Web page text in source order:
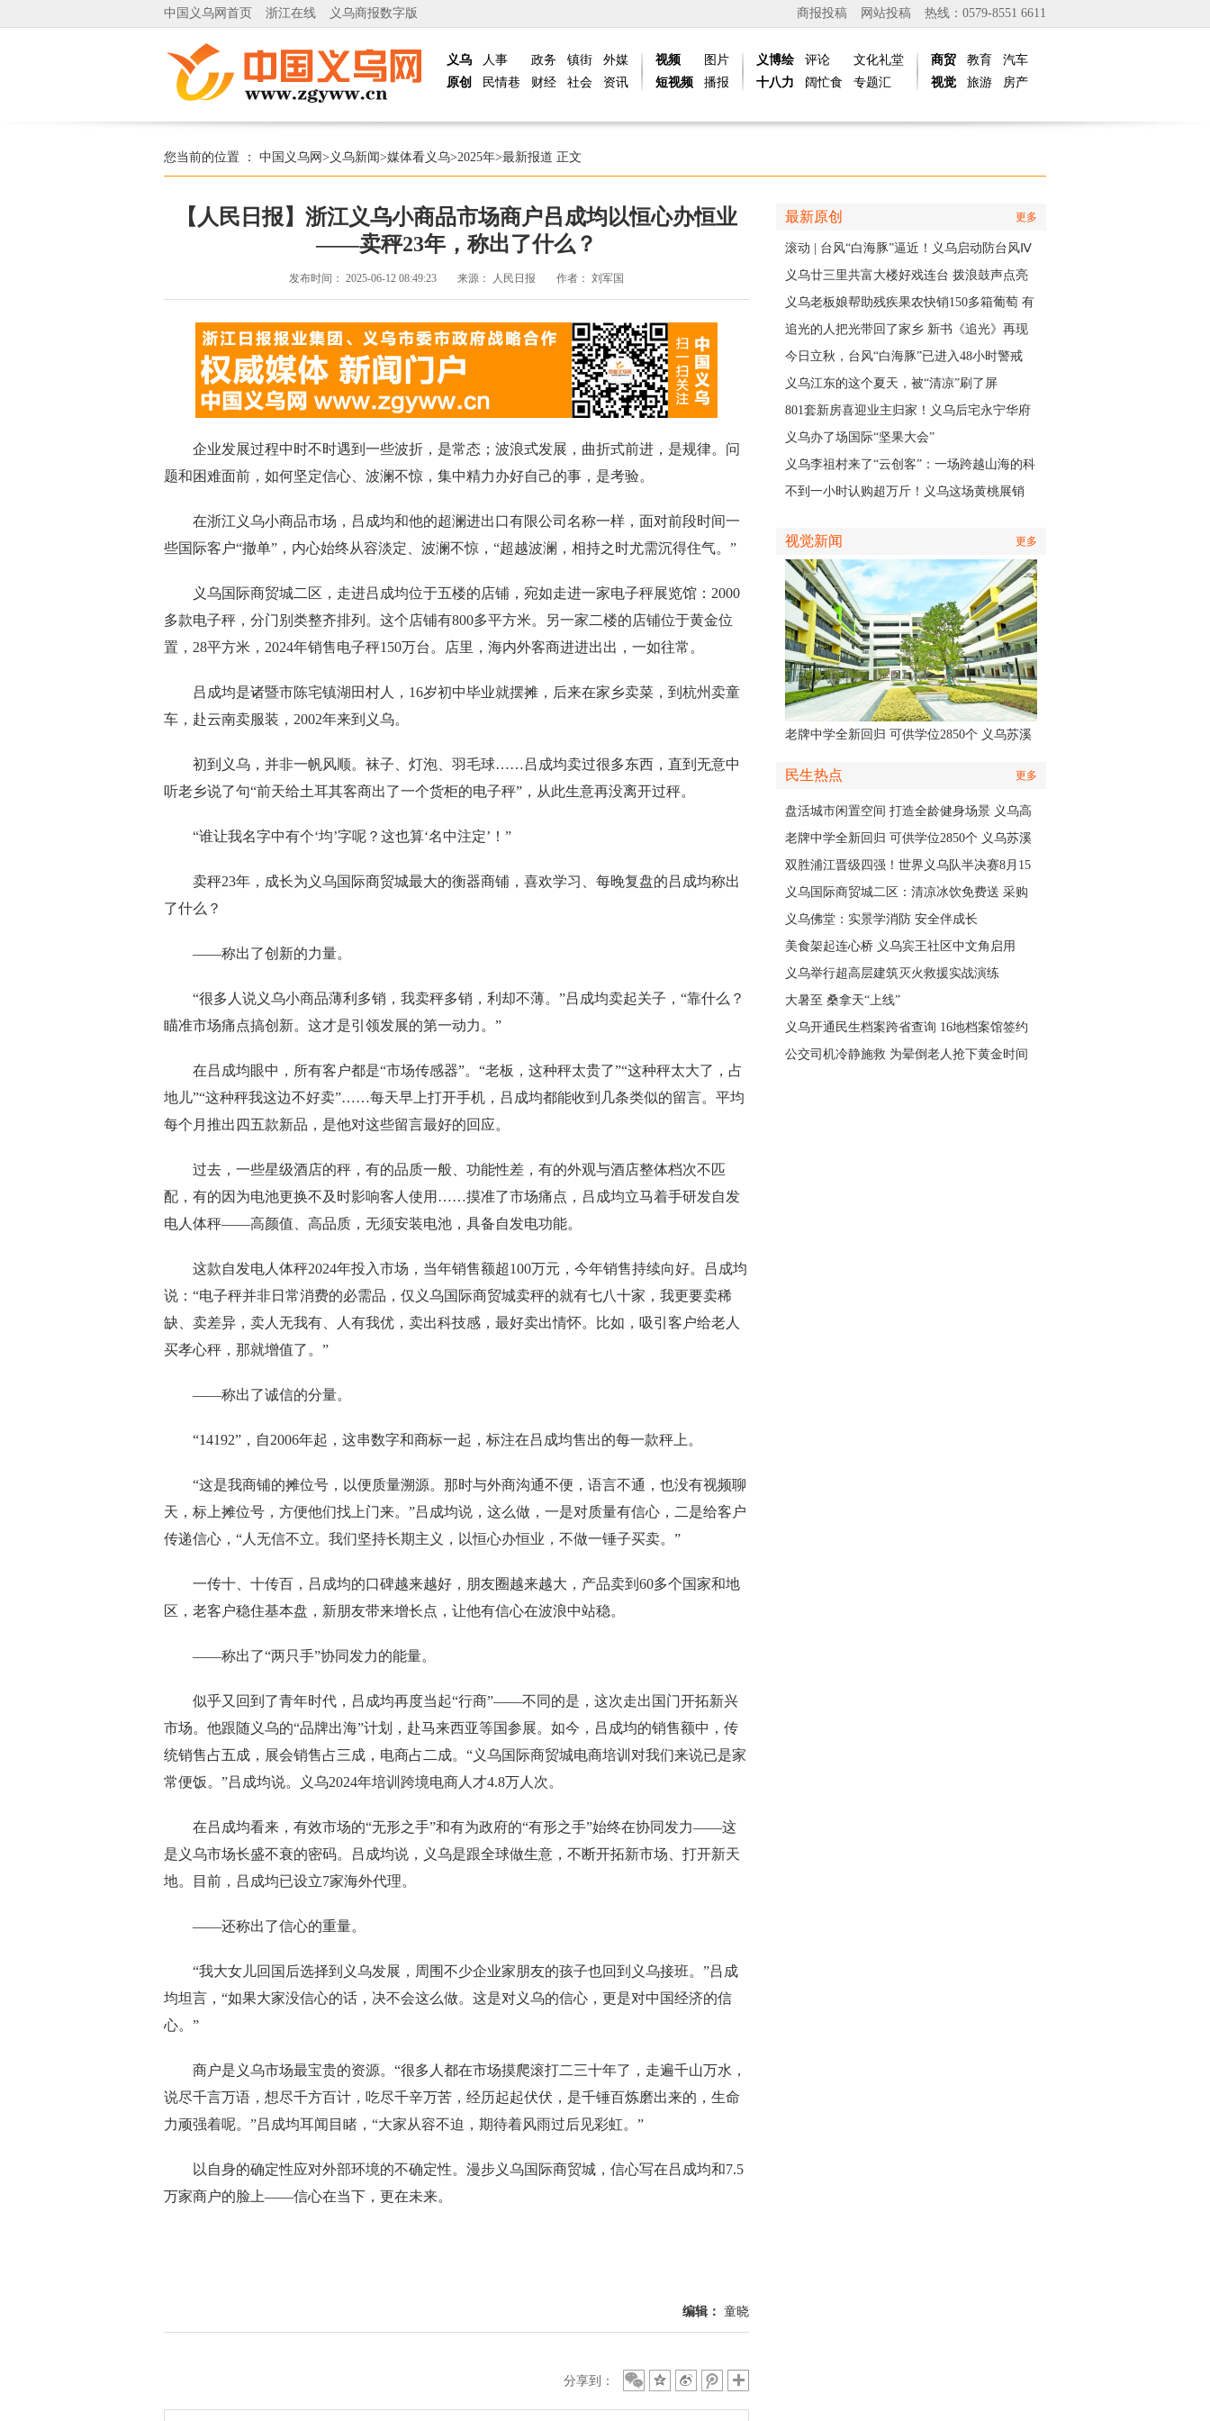
中国义乌网首页 浙江在线 义乌商报数字版 热线：0579-8551 6611
网站投稿
商报投稿
义乌
原创
人事
民情巷
政务
财经
镇街
社会
外媒
资讯
视频
短视频
图片
播报
义博绘
十八力
评论
阔忙食
文化礼堂
专题汇
商贸
视觉
教育
旅游
汽车
房产
您当前的位置 ： 中国义乌网 > 义乌新闻>媒体看义乌>2025年>最新报道 正文
【人民日报】浙江义乌小商品市场商户吕成均以恒心办恒业
——卖秤23年，称出了什么？
发布时间： 2025-06-12 08:49:23 来源： 人民日报 作者： 刘军国
企业发展过程中时不时遇到一些波折，是常态；波浪式发展，曲折式前进，是规律。问
题和困难面前，如何坚定信心、波澜不惊，集中精力办好自己的事，是考验。
在浙江义乌小商品市场，吕成均和他的超澜进出口有限公司名称一样，面对前段时间一
些国际客户“撤单”，内心始终从容淡定、波澜不惊，“超越波澜，相持之时尤需沉得住气。”
义乌国际商贸城二区，走进吕成均位于五楼的店铺，宛如走进一家电子秤展览馆：2000
多款电子秤，分门别类整齐排列。这个店铺有800多平方米。另一家二楼的店铺位于黄金位
置，28平方米，2024年销售电子秤150万台。店里，海内外客商进进出出，一如往常。
吕成均是诸暨市陈宅镇湖田村人，16岁初中毕业就摆摊，后来在家乡卖菜，到杭州卖童
车，赴云南卖服装，2002年来到义乌。
初到义乌，并非一帆风顺。袜子、灯泡、羽毛球……吕成均卖过很多东西，直到无意中
听老乡说了句“前天给土耳其客商出了一个货柜的电子秤”，从此生意再没离开过秤。
“谁让我名字中有个‘均’字呢？这也算‘名中注定’！”
卖秤23年，成长为义乌国际商贸城最大的衡器商铺，喜欢学习、每晚复盘的吕成均称出
了什么？
——称出了创新的力量。
“很多人说义乌小商品薄利多销，我卖秤多销，利却不薄。”吕成均卖起关子，“靠什么？
瞄准市场痛点搞创新。这才是引领发展的第一动力。”
在吕成均眼中，所有客户都是“市场传感器”。“老板，这种秤太贵了”“这种秤太大了，占
地儿”“这种秤我这边不好卖”……每天早上打开手机，吕成均都能收到几条类似的留言。平均
每个月推出四五款新品，是他对这些留言最好的回应。
过去，一些星级酒店的秤，有的品质一般、功能性差，有的外观与酒店整体档次不匹
配，有的因为电池更换不及时影响客人使用……摸准了市场痛点，吕成均立马着手研发自发
电人体秤——高颜值、高品质，无须安装电池，具备自发电功能。
这款自发电人体秤2024年投入市场，当年销售额超100万元，今年销售持续向好。吕成均
说：“电子秤并非日常消费的必需品，仅义乌国际商贸城卖秤的就有七八十家，我更要卖稀
缺、卖差异，卖人无我有、人有我优，卖出科技感，最好卖出情怀。比如，吸引客户给老人
买孝心秤，那就增值了。”
——称出了诚信的分量。
“14192”，自2006年起，这串数字和商标一起，标注在吕成均售出的每一款秤上。
“这是我商铺的摊位号，以便质量溯源。那时与外商沟通不便，语言不通，也没有视频聊
天，标上摊位号，方便他们找上门来。”吕成均说，这么做，一是对质量有信心，二是给客户
传递信心，“人无信不立。我们坚持长期主义，以恒心办恒业，不做一锤子买卖。”
一传十、十传百，吕成均的口碑越来越好，朋友圈越来越大，产品卖到60多个国家和地
区，老客户稳住基本盘，新朋友带来增长点，让他有信心在波浪中站稳。
——称出了“两只手”协同发力的能量。
似乎又回到了青年时代，吕成均再度当起“行商”——不同的是，这次走出国门开拓新兴
市场。他跟随义乌的“品牌出海”计划，赴马来西亚等国参展。如今，吕成均的销售额中，传
统销售占五成，展会销售占三成，电商占二成。“义乌国际商贸城电商培训对我们来说已是家
常便饭。”吕成均说。义乌2024年培训跨境电商人才4.8万人次。
在吕成均看来，有效市场的“无形之手”和有为政府的“有形之手”始终在协同发力——这
是义乌市场长盛不衰的密码。吕成均说，义乌是跟全球做生意，不断开拓新市场、打开新天
地。目前，吕成均已设立7家海外代理。
——还称出了信心的重量。
“我大女儿回国后选择到义乌发展，周围不少企业家朋友的孩子也回到义乌接班。”吕成
均坦言，“如果大家没信心的话，决不会这么做。这是对义乌的信心，更是对中国经济的信
心。”
商户是义乌市场最宝贵的资源。“很多人都在市场摸爬滚打二三十年了，走遍千山万水，
说尽千言万语，想尽千方百计，吃尽千辛万苦，经历起起伏伏，是千锤百炼磨出来的，生命
力顽强着呢。”吕成均耳闻目睹，“大家从容不迫，期待着风雨过后见彩虹。”
以自身的确定性应对外部环境的不确定性。漫步义乌国际商贸城，信心写在吕成均和7.5
万家商户的脸上——信心在当下，更在未来。
编辑： 童晓
分享到：
最新原创 更多
滚动 | 台风“白海豚”逼近！义乌启动防台风Ⅳ
级应急响应
义乌廿三里共富大楼好戏连台 拨浪鼓声点亮
乡村之夜
义乌老板娘帮助残疾果农快销150多箱葡萄 有
人认出她还主演了部短剧
追光的人把光带回了家乡 新书《追光》再现
义商与一座城的双向奔赴
今日立秋，台风“白海豚”已进入48小时警戒
线，义乌风雨时间、雨量公布
义乌江东的这个夏天，被“清凉”刷了屏
801套新房喜迎业主归家！义乌后宅永宁华府
高层公寓正式启动交付
义乌办了场国际“坚果大会”
义乌李祖村来了“云创客”：一场跨越山海的科
创接力
不到一小时认购超万斤！义乌这场黄桃展销
视觉新闻 更多
老牌中学全新回归 可供学位2850个 义乌苏溪
民生热点 更多
盘活城市闲置空间 打造全龄健身场景 义乌高
质量落地省级文体民生实事
老牌中学全新回归 可供学位2850个 义乌苏溪
中学9月投用
双胜浦江晋级四强！世界义乌队半决赛8月15
日主场开打
义乌国际商贸城二区：清凉冰饮免费送 采购
商可就近领取
义乌佛堂：实景学消防 安全伴成长
美食架起连心桥 义乌宾王社区中文角启用
义乌举行超高层建筑灭火救援实战演练
大暑至 桑拿天“上线”
义乌开通民生档案跨省查询 16地档案馆签约
合作
公交司机冷静施救 为晕倒老人抢下黄金时间